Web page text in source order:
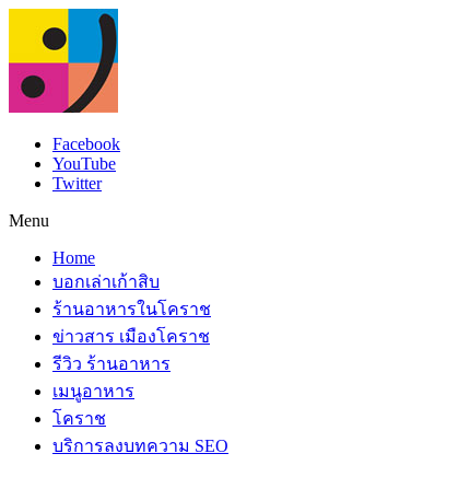
Facebook
YouTube
Twitter
Menu
Home
บอกเล่าเก้าสิบ
ร้านอาหารในโคราช
ข่าวสาร เมืองโคราช
รีวิว ร้านอาหาร
เมนูอาหาร
โคราช
บริการลงบทความ SEO